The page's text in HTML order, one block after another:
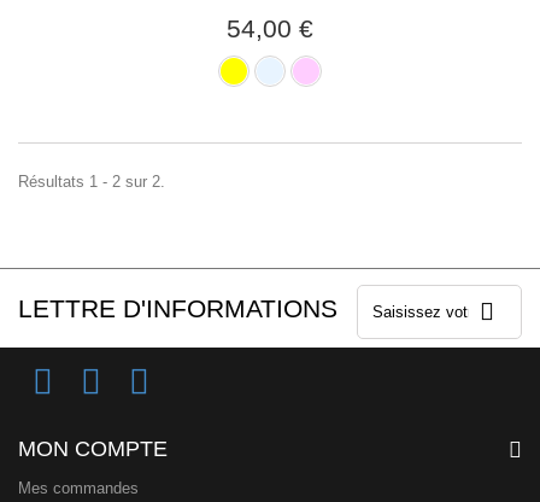
54,00 €
Résultats 1 - 2 sur 2.
LETTRE D'INFORMATIONS
MON COMPTE
Mes commandes